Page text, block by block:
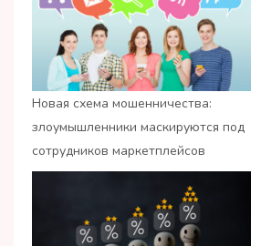
Новая схема мошенничества:
злоумышленники маскируются под
сотрудников маркетплейсов